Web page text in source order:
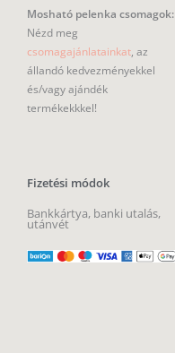
Mosható pelenka csomagok:
Nézd meg
csomagajánlatainkat, az
állandó kedvezményekkel
és/vagy ajándék
termékekkkel!
Fizetési módok
Bankkártya, banki utalás,
utánvét